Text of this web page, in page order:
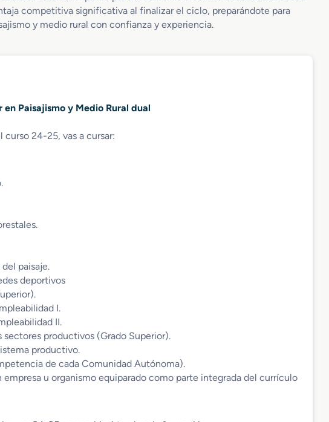
competitiva significativa al finalizar el ciclo, preparándote para
y medio rural con confianza y experiencia.
Paisajismo y Medio Rural dual
24-25, vas a cursar:
paisaje.
deportivos
I.
II.
sectores productivos (Grado Superior).
productivo.
de cada Comunidad Autónoma).
u organismo equiparado como parte integrada del currículo